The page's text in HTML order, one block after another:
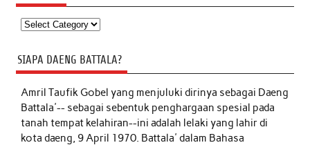
Kategori
SIAPA DAENG BATTALA?
Amril Taufik Gobelyang menjuluki dirinya sebagai Daeng
Battala'-- sebagai sebentuk penghargaan spesial pada
tanah tempat kelahiran--ini adalah lelaki yang lahir di
kota daeng, 9 April 1970. Battala' dalam Bahasa